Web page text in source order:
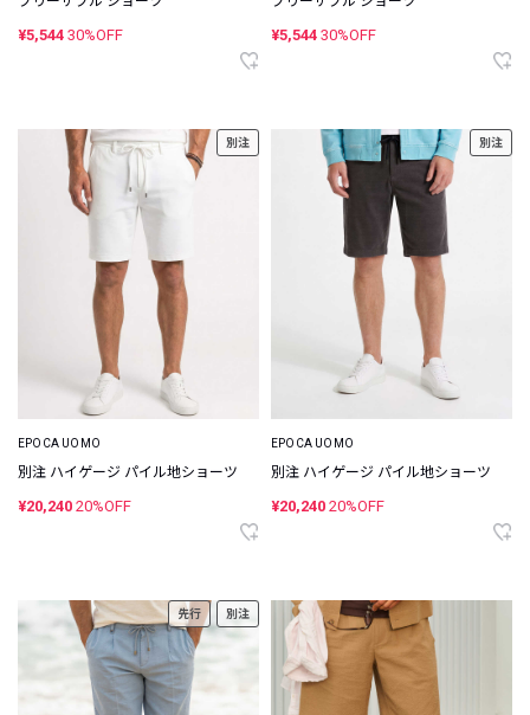
¥5,544 30%OFF ¥5,544 30%OFF
別注
EPOCA UOMO
別注 ハイゲージ パイル地ショーツ
¥20,240 20%OFF
別注
EPOCA UOMO
別注 ハイゲージ パイル地ショーツ
¥20,240 20%OFF
先行 別注